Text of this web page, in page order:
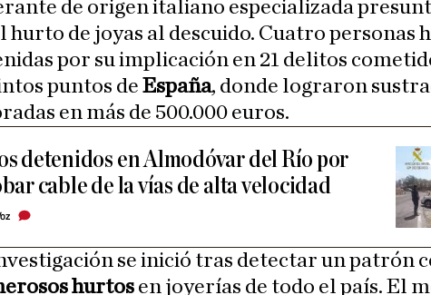
de origen italiano especializada
hurto de joyas al descuido. Cuatro personas
por su implicación en 21 delitos
puntos de España, donde lograron
en más de 500.000 euros.
detenidos en Almodóvar del Río por
cable de la vías de alta velocidad
se inició tras detectar un patrón
hurtos en joyerías de todo el país. El